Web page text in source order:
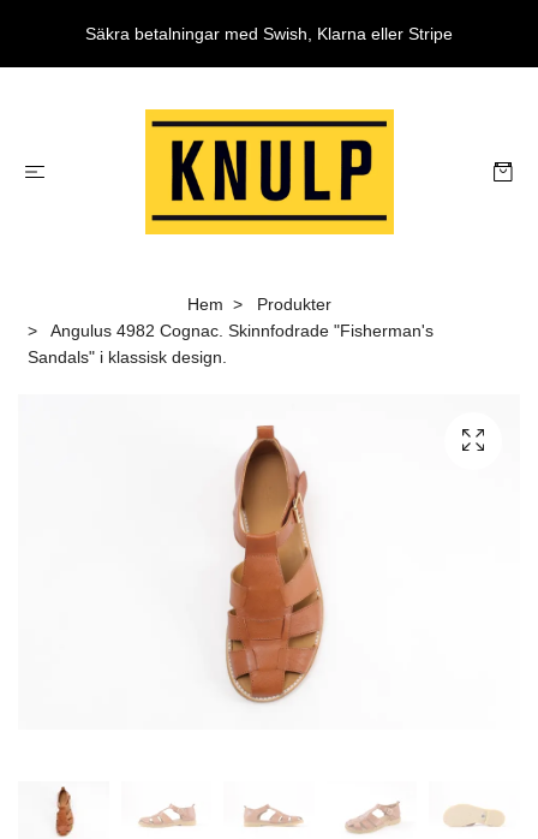
Säkra betalningar med Swish, Klarna eller Stripe
Hem
Produkter
Angulus 4982 Cognac. Skinnfodrade "Fisherman's
Sandals" i klassisk design.